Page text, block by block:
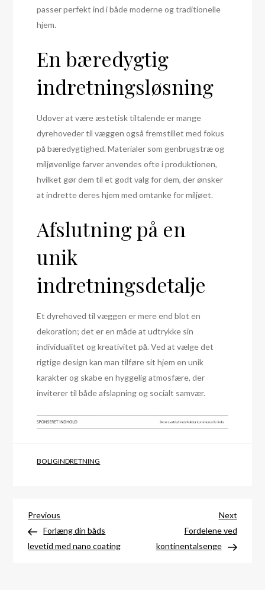
passer perfekt ind i både moderne og traditionelle
hjem.
En bæredygtig
indretningsløsning
Udover at være æstetisk tiltalende er mange
dyrehoveder til væggen også fremstillet med fokus
på bæredygtighed. Materialer som genbrugstræ og
miljøvenlige farver anvendes ofte i produktionen,
hvilket gør dem til et godt valg for dem, der ønsker
at indrette deres hjem med omtanke for miljøet.
Afslutning på en
unik
indretningsdetalje
Et dyrehoved til væggen er mere end blot en
dekoration; det er en måde at udtrykke sin
individualitet og kreativitet på. Ved at vælge det
rigtige design kan man tilføre sit hjem en unik
karakter og skabe en hyggelig atmosfære, der
inviterer til både afslapning og socialt samvær.
BOLIGINDRETNING
Indlægsnavigation
Previous
Post
Previous
Forlæng din båds
levetid med nano coating
Next
Post
Next
Fordelene ved
kontinentalsenge